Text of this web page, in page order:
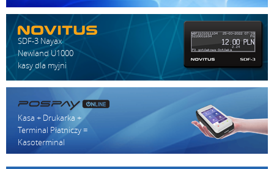
SDF-3 Nayax
Newland U1000
kasy dla myjni
Kasa + Drukarka +
Terminal Płatniczy =
Kasoterminal